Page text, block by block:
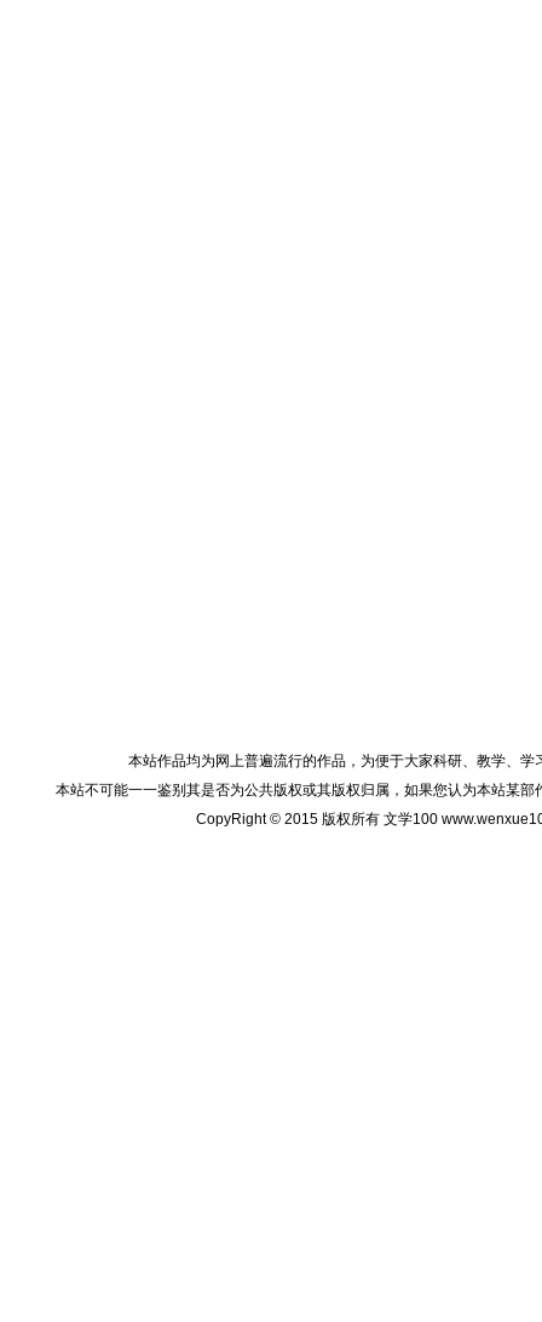
本站作品均为网上普遍流行的作品，为便于大家科研、教学、
本站不可能一一鉴别其是否为公共版权或其版权归属，如果您认为本站某
CopyRight © 2015 版权所有 文学100